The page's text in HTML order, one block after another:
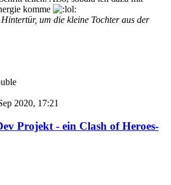
komme
um die kleine Tochter aus der
2020, 17:21
Projekt - ein Clash of Heroes-